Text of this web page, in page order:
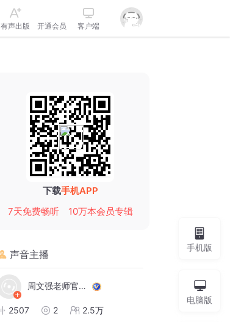
有声出版 开通会员 客户端
下载手机APP
7天免费畅听
10万本会员专辑
声音主播
周文强老师官方号
2507 2 2.5万
手机版
电脑版